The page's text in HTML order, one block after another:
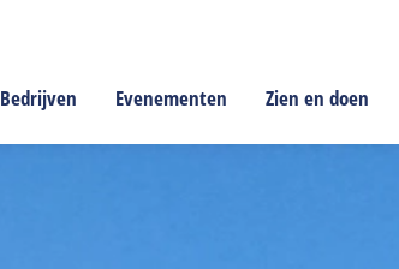
Bedrijven Evenementen Zien en doen